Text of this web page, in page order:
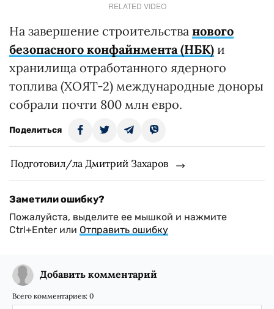
RELATED VIDEO
На завершение строительства нового
безопасного конфайнмента (НБК) и
хранилища отработанного ядерного
топлива (ХОЯТ-2) международные доноры
собрали почти 800 млн евро.
Поделиться
Подготовил/ла Дмитрий Захаров
Заметили ошибку?
Пожалуйста, выделите ее мышкой и нажмите
Ctrl+Enter или Отправить ошибку
Добавить комментарий
Всего комментариев: 0